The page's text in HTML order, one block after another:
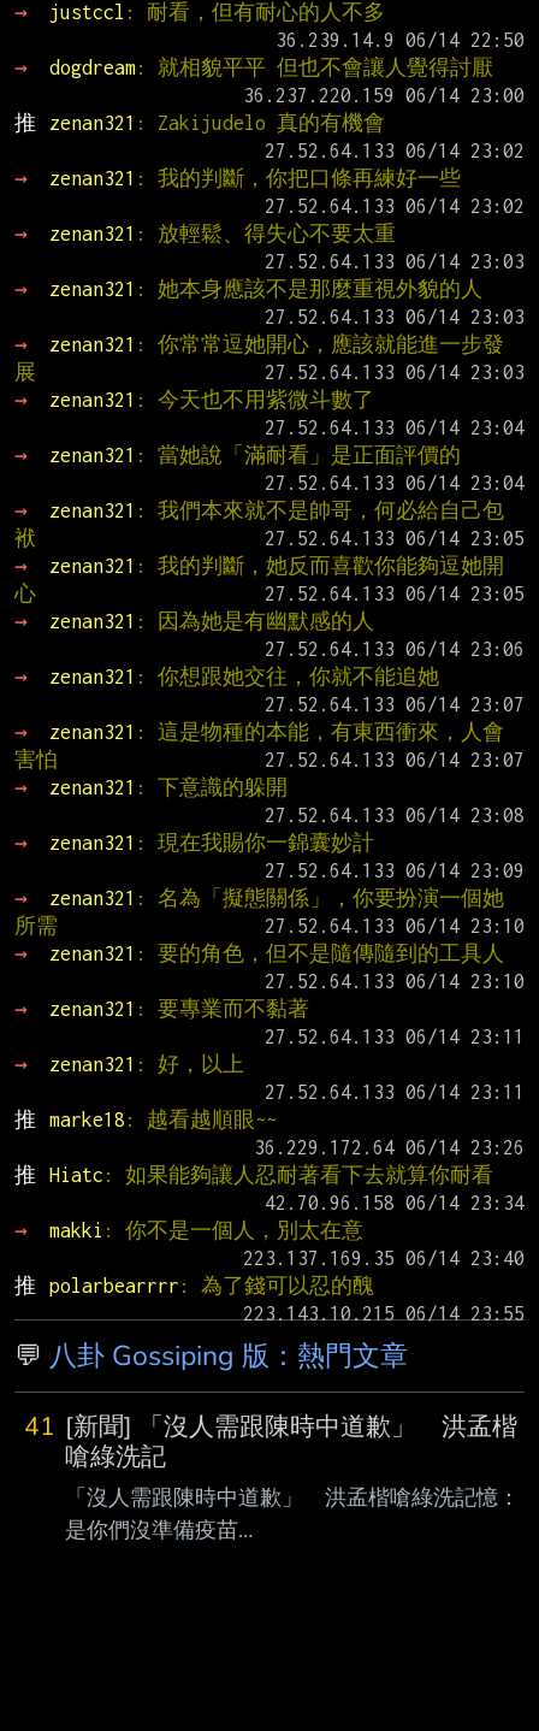
→
justccl : 耐看，但有耐心的人不多
→
dogdream: 就相貌平平 但也不會讓人覺得討厭
推
zenan321 : Zakijudelo 真的有機會
→
zenan321 : 我的判斷，你把口條再練好一些
→
zenan321 : 放輕鬆、得失心不要太重
→
zenan321 : 她本身應該不是那麼重視外貌的人
→
zenan321 : 你常常逗她開心，應該就能進一步發
展
→
zenan321 : 今天也不用紫微斗數了
→
zenan321 : 當她說「滿耐看」是正面評價的
→
zenan321 : 我們本來就不是帥哥，何必給自己包
袱
→
zenan321 : 我的判斷，她反而喜歡你能夠逗她開
心
→
zenan321 : 因為她是有幽默感的人
→
zenan321 : 你想跟她交往，你就不能追她
→
zenan321 : 這是物種的本能，有東西衝來，人會
害怕
→
zenan321 : 下意識的躲開
→
zenan321 : 現在我賜你一錦囊妙計
→
zenan321 : 名為「擬態關係」，你要扮演一個她
所需
→
zenan321 : 要的角色，但不是隨傳隨到的工具人
→
zenan321 : 要專業而不黏著
→
zenan321 : 好，以上
推
marke18 : 越看越順眼~~
推
Hiatc : 如果能夠讓人忍耐著看下去就算你耐看
→
makki : 你不是一個人，別太在意
推
polarbearrrr : 為了錢可以忍的醜
💬 八卦 Gossiping 版：熱門文章
41 [新聞] 「沒人需跟陳時中道歉」 洪孟楷
嗆綠洗記
「沒人需跟陳時中道歉」 洪孟楷嗆綠洗記憶：
是你們沒準備疫苗